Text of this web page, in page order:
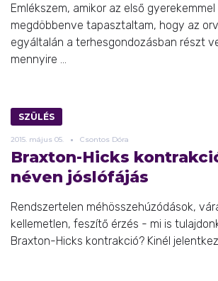
Emlékszem, amikor az első
megdöbbenve tapasztaltam, hogy az
egyáltalán a terhesgondozásban részt
mennyire ...
SZÜLÉS
2015. május 05. Csontos Dóra
Braxton-Hicks
néven jóslófájás
Rendszertelen méhösszehúzódások,
kellemetlen, feszítő érzés - mi is
Braxton-Hicks kontrakció? Kinél